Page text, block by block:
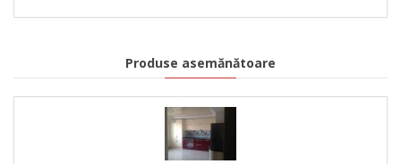
Produse asemănătoare